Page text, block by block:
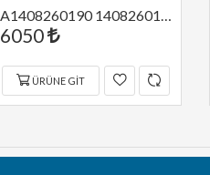
A1408260190 1408260190 MERCEDES W140 SOL FAR CAMI MARELLİ
6050
ÜRÜNE GIT